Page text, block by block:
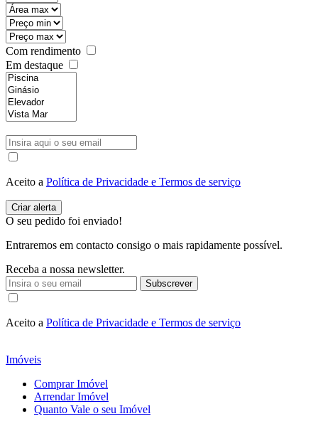
Com rendimento
Em destaque
Aceito a Política de Privacidade e Termos de serviço
O seu pedido foi enviado!
Entraremos em contacto consigo o mais rapidamente possível.
Receba a nossa newsletter.
Subscrever
Aceito a Política de Privacidade e Termos de serviço
Imóveis
Comprar Imóvel
Arrendar Imóvel
Quanto Vale o seu Imóvel